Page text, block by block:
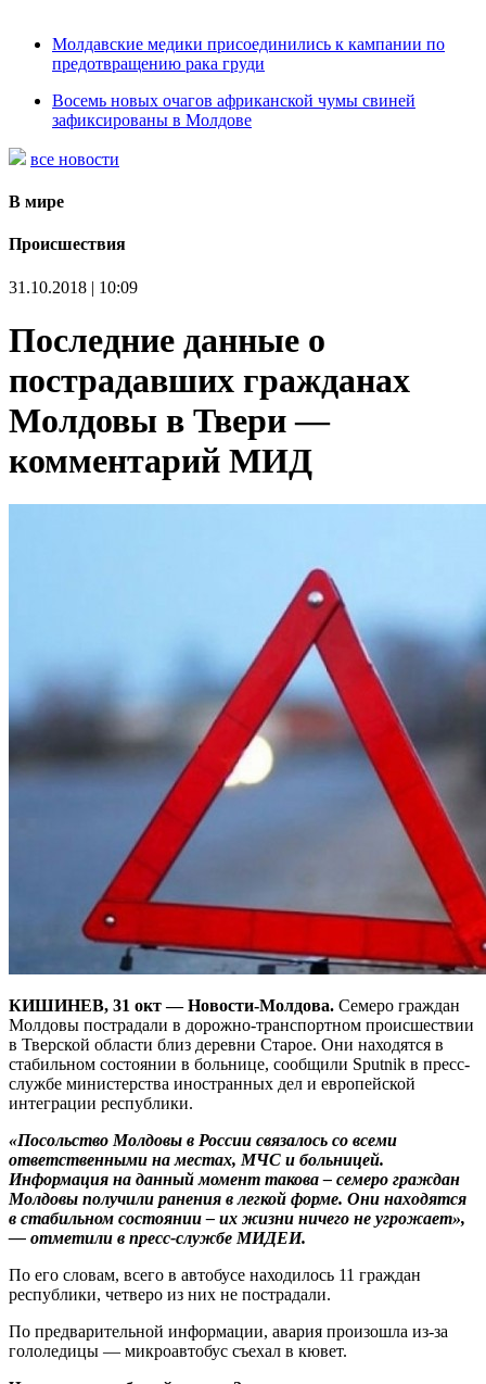
Молдавские медики присоединились к кампании по
предотвращению рака груди
Восемь новых очагов африканской чумы свиней
зафиксированы в Молдове
все новости
В мире
Происшествия
31.10.2018 | 10:09
Последние данные о
пострадавших гражданах
Молдовы в Твери —
комментарий МИД
КИШИНЕВ, 31 окт — Новости-Молдова. Семеро граждан
Молдовы пострадали в дорожно-транспортном происшествии
в Тверской области близ деревни Старое. Они находятся в
стабильном состоянии в больнице, сообщили Sputnik в пресс-
службе министерства иностранных дел и европейской
интеграции республики.
«Посольство Молдовы в России связалось со всеми
ответственными на местах, МЧС и больницей.
Информация на данный момент такова – семеро граждан
Молдовы получили ранения в легкой форме. Они находятся
в стабильном состоянии – их жизни ничего не угрожает»,
— отметили в пресс-службе МИДЕИ.
По его словам, всего в автобусе находилось 11 граждан
республики, четверо из них не пострадали.
По предварительной информации, авария произошла из-за
гололедицы — микроавтобус съехал в кювет.